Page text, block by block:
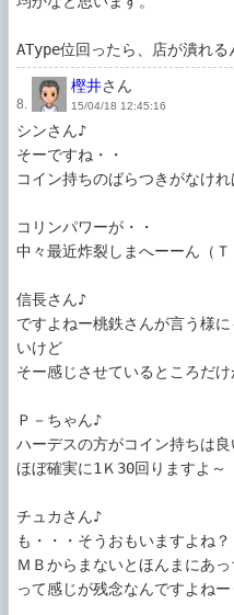
AType位回ったら、店が潰れる
8.
樫井さん
15/04/18 12:45:16
シンさん♪
そーですね・・
コイン持ちのばらつきがなけ
コリンパワーが・・
中々最近炸裂しまへーーん（Ｔ
信長さん♪
ですよねー桃鉄さんが言う様
いけど
そー感じさせているところだけ
Ｐ－ちゃん♪
ハーデスの方がコイン持ちは良
ほぼ確実に1Ｋ30回りますよ～
チュカさん♪
も・・・そうおもいますよね？
ＭＢからまないとほんまにあ
って感じが残念なんですよね